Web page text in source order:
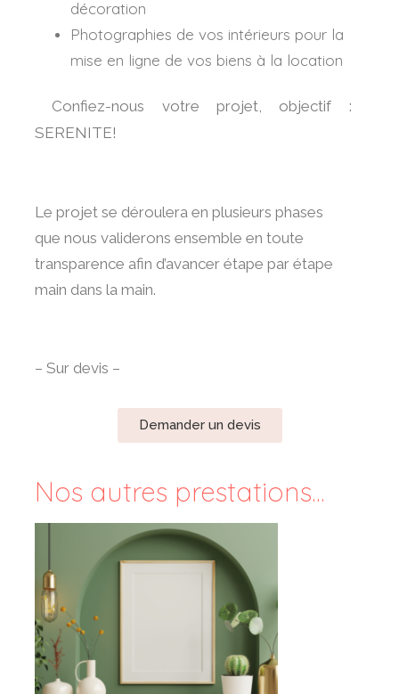
décoration
Photographies de vos intérieurs pour la
mise en ligne de vos biens à la location
Confiez-nous votre projet, objectif :
SERENITE!
Le projet se déroulera en plusieurs phases
que nous validerons ensemble en toute
transparence afin d’avancer étape par étape
main dans la main.
– Sur devis –
Demander un devis
Nos autres prestations...